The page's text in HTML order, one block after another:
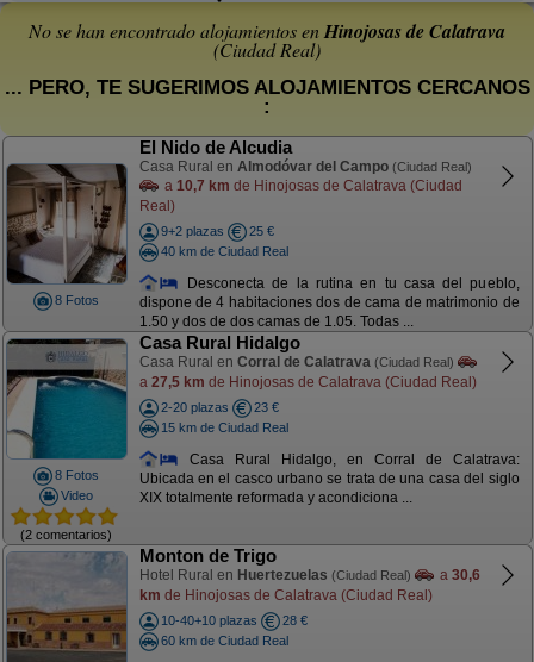
No se han encontrado alojamientos enHinojosas de Calatrava
(Ciudad Real)
... PERO, TE SUGERIMOS ALOJAMIENTOS CERCANOS
:
8 Fotos
El Nido de Alcudia
Casa Rural en Almodóvar del Campo (Ciudad Real)
a 10,7 km de Hinojosas de Calatrava (Ciudad
Real)
9+2 plazas
25 €
40 km de Ciudad Real
Desconecta de la rutina en tu casa del pueblo,
dispone de 4 habitaciones dos de cama de matrimonio de
1.50 y dos de dos camas de 1.05. Todas ...
8 Fotos
Video
(2 comentarios)
Casa Rural Hidalgo
Casa Rural en Corral de Calatrava (Ciudad Real)
a 27,5 km de Hinojosas de Calatrava (Ciudad Real)
2-20 plazas
23 €
15 km de Ciudad Real
Casa Rural Hidalgo, en Corral de Calatrava:
Ubicada en el casco urbano se trata de una casa del siglo
XIX totalmente reformada y acondiciona ...
Monton de Trigo
Hotel Rural en Huertezuelas (Ciudad Real) a 30,6
km de Hinojosas de Calatrava (Ciudad Real)
10-40+10 plazas
28 €
60 km de Ciudad Real